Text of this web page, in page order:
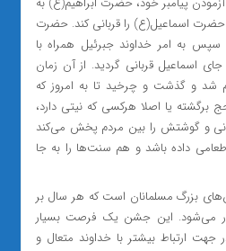
حضرت اسماعیل(ع) را قربانی کند. حضرت
و سپس به امر خداوند جبرئیل همراه با
اسماعیل قربانی گردید. از آن زمان
شد و گذشت و چرخید تا به امروز که
برگشته یا اصلا هرکسی که نیتی دارد،
و گوشتش را بین مردم پخش می‌کند
داده باشد و هم سنت‌ها را به جا
بزرگ مسلمانان است که هر سال بر
می‌شود. این جشن یک فرصت بسیار
جهت ارتباط بیشتر با خداوند متعال و